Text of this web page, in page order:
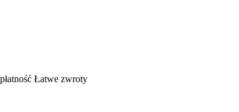
Łatwe zwroty